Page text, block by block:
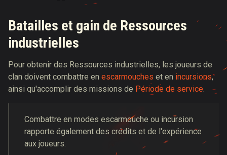
Batailles et gain de Ressources
industrielles
Pour obtenir des Ressources industrielles, les joueurs de
clan doivent combattre en escarmouches et en incursions,
ainsi qu'accomplir des missions de Période de service.
Combattre en modes escarmouche ou incursion
rapporte également des crédits et de l'expérience
aux joueurs.